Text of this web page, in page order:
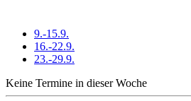
9.-15.9.
16.-22.9.
23.-29.9.
Keine Termine in dieser Woche